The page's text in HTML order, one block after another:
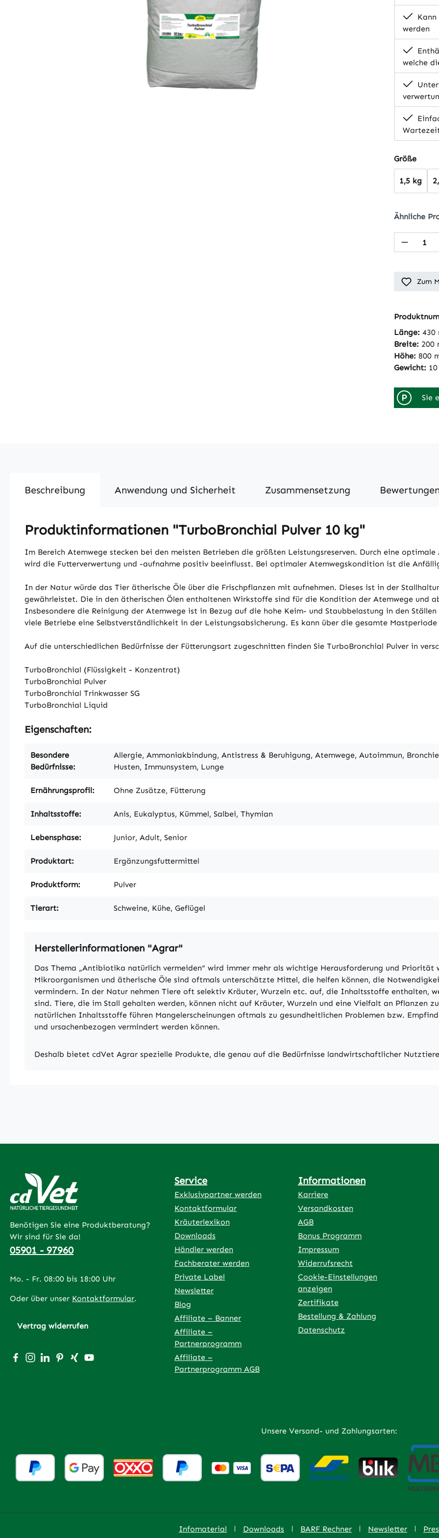
werden
welche
Größe
1,5 kg
Ähnliche
Zum
Länge: 430
Breite: 200
Höhe: 800
Gewicht:
P Sie
Beschreibung Anwendung und Sicherheit Zusammensetzung
Produktinformationen "TurboBronchial Pulver 10 kg"
Im Bereich Atemwege stecken bei den meisten Betrieben die größten Leistungsreserven. Durch eine
wird die Futterverwertung und -aufnahme positiv beeinflusst. Bei optimaler Atemwegskondition ist die
In der Natur würde das Tier ätherische Öle über die Frischpflanzen mit aufnehmen. Dieses ist in der
gewährleistet. Die in den ätherischen Ölen enthaltenen Wirkstoffe sind für die Kondition der Atemwege und
Insbesondere die Reinigung der Atemwege ist in Bezug auf die hohe Keim- und Staubbelastung in den
viele Betriebe eine Selbstverständlichkeit in der Leistungsabsicherung. Es kann über die gesamte
Auf die unterschiedlichen Bedürfnisse der Fütterungsart zugeschnitten finden Sie TurboBronchial Pulver in
TurboBronchial (Flüssigkeit - Konzentrat)
TurboBronchial Pulver
TurboBronchial Trinkwasser SG
TurboBronchial Liquid
Eigenschaften:
Besondere
Bedürfnisse:
Allergie, Ammoniakbindung, Antistress & Beruhigung, Atemwege, Autoimmun,
Husten, Immunsystem, Lunge
Ernährungsprofil: Ohne Zusätze, Fütterung
Inhaltsstoffe: Anis, Eukalyptus, Kümmel, Salbei, Thymian
Lebensphase: Junior, Adult, Senior
Produktart: Ergänzungsfuttermittel
Produktform: Pulver
Tierart: Schweine, Kühe, Geflügel
Herstellerinformationen "Agrar"
Das Thema „Antibiotika natürlich vermeiden“ wird immer mehr als wichtige Herausforderung und Priorität
Mikroorganismen und ätherische Öle sind oftmals unterschätzte Mittel, die helfen können, die
vermindern. In der Natur nehmen Tiere oft selektiv Kräuter, Wurzeln etc. auf, die Inhaltsstoffe enthalten,
sind. Tiere, die im Stall gehalten werden, können nicht auf Kräuter, Wurzeln und eine Vielfalt an Pflanzen
natürlichen Inhaltsstoffe führen Mangelerscheinungen oftmals zu gesundheitlichen Problemen bzw.
und ursachenbezogen vermindert werden können.
Deshalb bietet cdVet Agrar spezielle Produkte, die genau auf die Bedürfnisse landwirtschaftlicher
Benötigen Sie eine Produktberatung?
Wir sind für Sie da!
05901 - 97960
Mo. - Fr. 08:00 bis 18:00 Uhr
Oder über unser Kontaktformular.
Vertrag widerrufen
Besuche uns auf Facebook – öffnet in neuem Tab (externer Link)
Schau auf Instagram vorbei – öffnet in neuem Tab (externer Link)
Vernetze dich mit uns auf LinkedIn – öffnet in neuem Tab (externer Link)
Lass dich auf Pinterest inspirieren – öffnet in neuem Tab (externer Link)
Vernetze dich mit uns auf Xing – öffnet in neuem Tab (externer Link)
Sieh dir unsere Videos auf YouTube an – öffnet in neuem Tab (externer Link)
Service
Exklusivpartner werden
Kontaktformular
Kräuterlexikon
Downloads
Händler werden
Fachberater werden
Private Label
Newsletter
Blog
Affiliate – Banner
Affiliate –
Partnerprogramm
Affiliate –
Partnerprogramm AGB
Informationen
Karriere
Versandkosten
AGB
Bonus Programm
Impressum
Widerrufsrecht
Cookie-Einstellungen
anzeigen
Zertifikate
Bestellung & Zahlung
Datenschutz
Unsere Versand- und Zahlungsarten:
Infomaterial Downloads BARF Rechner Newsletter